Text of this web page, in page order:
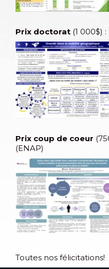
Prix doctorat (1 000$) :
Prix coup de coeur
(ENAP)
Toutes nos félicitations!